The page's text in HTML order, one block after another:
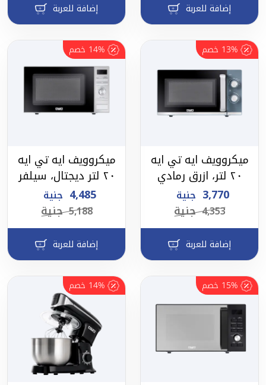
إضافة للعربة إضافة للعربة
13% خصم
ميكروويف ايه تي ايه
٢٠ لتر، ازرق رمادي
3,770 جنية
4,353 جنية
إضافة للعربة
14% خصم
ميكروويف ايه تي ايه
٢٠ لتر ديجتال، سيلفر
4,485 جنية
5,188 جنية
إضافة للعربة
15% خصم 14% خصم